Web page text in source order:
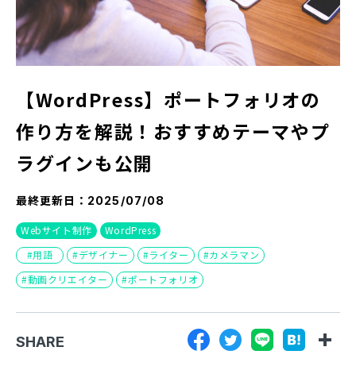
DOCUMENT
お役立ち資料
広告掲載に関するお問い合わせ
『SUNGROVE』について
利用規約
広告掲載に関する規約
特定商取引法に基づく表記
プライバシーポリシー
運営会社
【WordPress】ポートフォリオの
作り方を解説！おすすめテーマやプ
ラグインも公開
最終更新日： 2025/07/08
Webサイト制作
WordPress
用語
デザイナー ライター
カメラマン
動画クリエイター
ポートフォリオ
SHARE